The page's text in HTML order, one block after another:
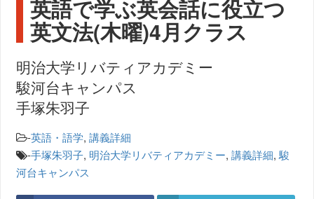
英語で学ぶ英会話に役立つ
英文法(木曜)4月クラス
明治大学リバティアカデミー
駿河台キャンパス
手塚朱羽子
-英語・語学,講義詳細
-手塚朱羽子, 明治大学リバティアカデミー,講義詳細,駿
河台キャンパス